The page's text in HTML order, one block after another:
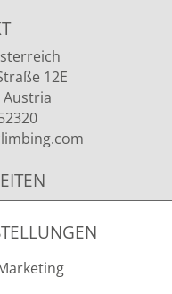
12E
Austria
.com
- 15.00 Uhr